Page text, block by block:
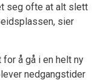
seg ofte at alt slett
sier
å gå i en helt ny
nedgangstider